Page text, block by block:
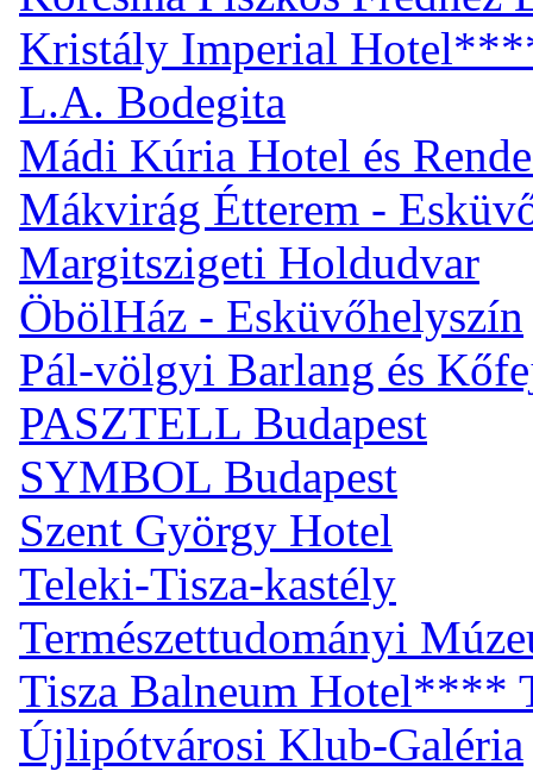
Kristály Imperial
L.A. Bodegita
Mádi Kúria Hotel és
Mákvirág Étterem -
Margitszigeti Holdudvar
ÖbölHáz - Esküvőhelyszín
Pál-völgyi Barlang és
PASZTELL Budapest
SYMBOL Budapest
Szent György Hotel
Teleki-Tisza-kastély
Természettudományi
Tisza Balneum Hotel****
Újlipótvárosi Klub-Galéria